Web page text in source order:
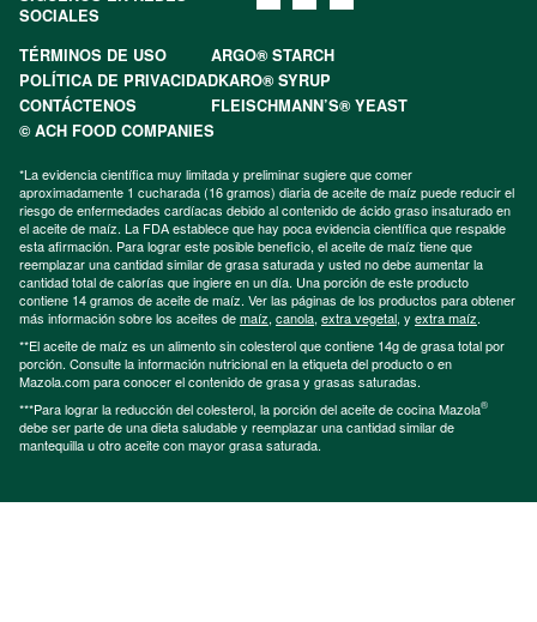
SOCIALES
TÉRMINOS DE USO
ARGO® STARCH
POLÍTICA DE PRIVACIDADKARO® SYRUP
CONTÁCTENOS
FLEISCHMANN’S® YEAST
© ACH FOOD COMPANIES
*La evidencia científica muy limitada y preliminar sugiere que comer
aproximadamente 1 cucharada (16 gramos) diaria de aceite de maíz puede reducir el
riesgo de enfermedades cardíacas debido al contenido de ácido graso insaturado en
el aceite de maíz. La FDA establece que hay poca evidencia científica que respalde
esta afirmación. Para lograr este posible beneficio, el aceite de maíz tiene que
reemplazar una cantidad similar de grasa saturada y usted no debe aumentar la
cantidad total de calorías que ingiere en un día. Una porción de este producto
contiene 14 gramos de aceite de maíz. Ver las páginas de los productos para obtener
más información sobre los aceites demaíz, canola, extra vegetal, y extra maíz.
**El aceite de maíz es un alimento sin colesterol que contiene 14g de grasa total por
porción. Consulte la información nutricional en la etiqueta del producto o en
Mazola.com para conocer el contenido de grasa y grasas saturadas.
***Para lograr la reducción del colesterol, la porción del aceite de cocina Mazola®
debe ser parte de una dieta saludable y reemplazar una cantidad similar de
mantequilla u otro aceite con mayor grasa saturada.